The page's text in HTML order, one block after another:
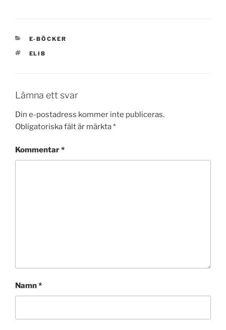
KATEGORIER
E-BÖCKER
TAGGAR
ELIB
Lämna ett svar
Din e-postadress kommer inte publiceras.
Obligatoriska fält är märkta*
Kommentar*
Namn*